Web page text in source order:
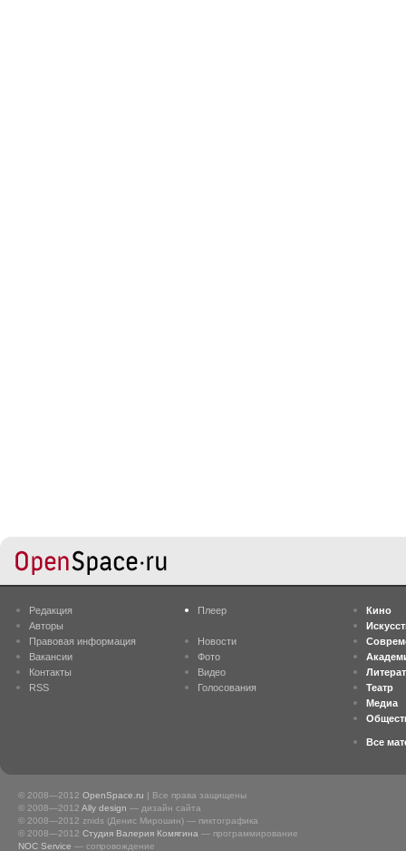
Редакция
Авторы
Правовая информация
Вакансии
Контакты
RSS
Плеер
Новости
Фото
Видео
Голосования
Кино
Театр
Медиа
Все
© 2008—2012 OpenSpace.ru | Все права защищены
© 2008—2012 Ally design — дизайн сайта
© 2008—2012 znids (Денис Мирошин) — пиктографика
© 2008—2012 Студия Валерия Комягина — программирование
NOC Service — сопровождение